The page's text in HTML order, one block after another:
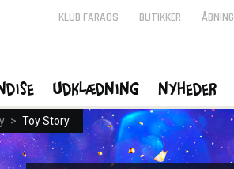
> Toy Story
KLUB FARAOS BUTIKKER
Udklædning Nyheder